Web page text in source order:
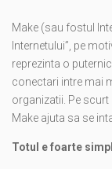
Make (sau fostul
Internetului”, pe
reprezinta o
conectari intre mai
organizatii. Pe
Make ajuta sa se
Totul e foarte